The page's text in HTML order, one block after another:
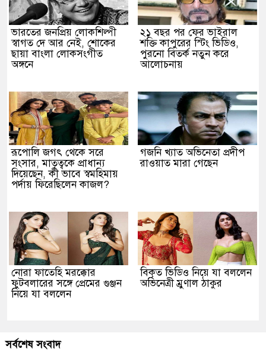
ভারতের জনপ্রিয় লোকশিল্পী
স্বাগত দে আর নেই, শোকের
ছায়া বাংলা লোকসংগীত
অঙ্গনে
২১ বছর পর ফের ভাইরাল
শক্তি কাপুরের স্টিং ভিডিও,
পুরনো বিতর্ক নতুন করে
আলোচনায়
রূপোলি জগৎ থেকে সরে
সংসার, মাতৃত্বকে প্রাধান্য
দিয়েছেন, কী ভাবে স্বমহিমায়
পর্দায় ফিরেছিলেন কাজল?
গজনি খ্যাত অভিনেতা প্রদীপ
রাওয়াত মারা গেছেন
নোরা ফাতেহি মরক্কোর
ফুটবলারের সঙ্গে প্রেমের গুঞ্জন
নিয়ে যা বললেন
বিকৃত ভিডিও নিয়ে যা বললেন
অভিনেত্রী ম্রুণাল ঠাকুর
সর্বশেষ সংবাদ